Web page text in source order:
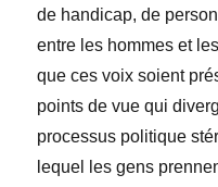
de handicap, de
entre les hommes et
que ces voix soient
points de vue qui
processus politique
lequel les gens